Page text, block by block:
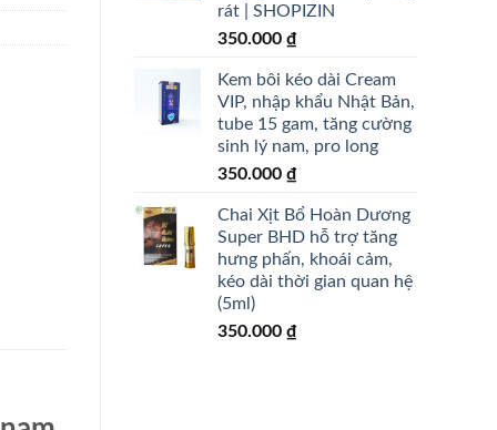
rát | SHOPIZIN
350.000 ₫
Kem bôi kéo dài Cream
VIP, nhập khẩu Nhật Bản,
tube 15 gam, tăng cường
sinh lý nam, pro long
350.000 ₫
Chai Xịt Bổ Hoàn Dương
Super BHD hỗ trợ tăng
hưng phấn, khoái cảm,
kéo dài thời gian quan hệ
(5ml)
350.000 ₫